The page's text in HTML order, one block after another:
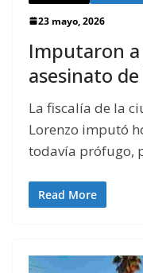
23 mayo, 2026
Imputaron
asesinato
La fiscalía de la
Lorenzo imputó
todavía prófugo,
Read More